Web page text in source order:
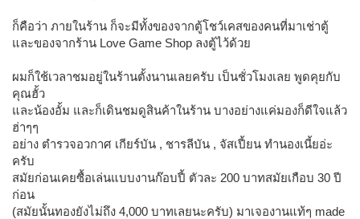
ก็คือว่า ภายในร้าน ก็จะมีทั้งของจากตู้โชว์เคสของคนที่มาเช่าตู้
และของจากร้าน Love Game Shop ลงตู้ไว้ด้วย
ผมก็ใช้เวลาชมอยู่ในร้านตั้งนานเลยครับ เป็นชั่วโมงเลย พูดคุยกับ
คุณฮั้ว
และน้องอั้ม และก็เดินชมดูสินค้าในร้าน บางอย่างแค่มองก็ดีใจแล้ว
ฮ่าๆๆ
อย่าง ตำรวจอวกาศ เกียร์บัน , ชารลีบัน , จัสเปี้ยน ทำนองเนี้ยอ่ะ
ครับ
สมัยก่อนเคยซื้อเล่นแบบงานก๊อบปี้ ตัวละ 200 บาทสมัยเกือบ 30 ปี
ก่อน
(สมัยนั้นทองยังไม่ถึง 4,000 บาทเลยนะครับ) มาเจองานแท้ๆ made